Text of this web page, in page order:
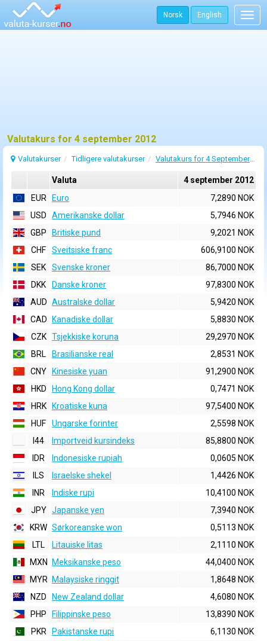
Norsk English
Valutakurs for 4 september 2012
Valutakurser Tidligere valutakurser Valutakurs for 4 September 2012
Valuta
4 september 2012
EUR
Euro
7,2890 NOK
USD
Amerikanske dollar
5,7946 NOK
GBP
Britiske pund
9,2021 NOK
CHF
Sveitsiske franc
606,9100 NOK
SEK
Svenske kroner
86,7000 NOK
DKK
Danske kroner
97,8300 NOK
AUD Australske dollar
5,9420 NOK
CAD
Kanadiske dollar
5,8830 NOK
CZK Tsjekkiske koruna
29,2970 NOK
BRL
Brasilianske real
2,8531 NOK
CNY
Kinesiske yuan
91,2900 NOK
HKD
Hong Kong dollar
0,7471 NOK
HRK
Kroatiske kuna
97,5400 NOK
HUF
Ungarske forinter
2,5598 NOK
I44
Importveid kursindeks
85,8800 NOK
IDR
Indonesiske rupiah
0,0605 NOK
ILS
Israelske shekel
1,4426 NOK
INR
Indiske rupi
10,4100 NOK
JPY Japanske yen
7,3940 NOK
KRW Sørkoreanske won
0,5113 NOK
LTL
Litauiske litas
2,1110 NOK
MXN
Meksikanske peso
44,0400 NOK
MYR
Malaysiske ringgit
1,8648 NOK
NZD
New Zealand dollar
4,6080 NOK
PHP
Filippinske peso
13,8390 NOK
PKR
Pakistanske rupi
6,1130 NOK